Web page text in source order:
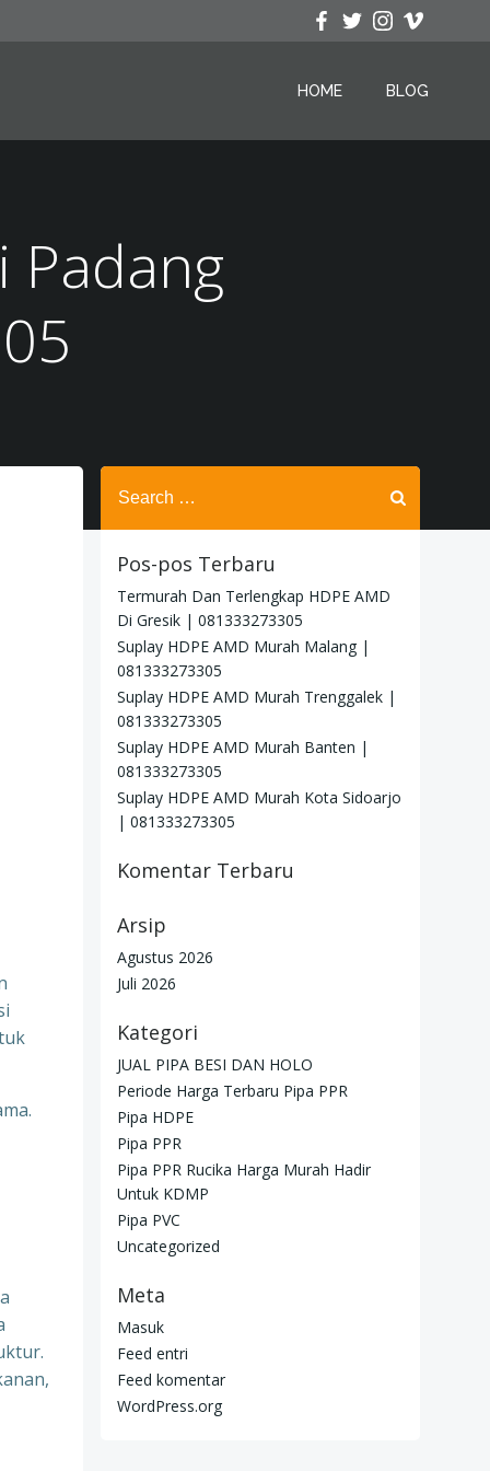
HOME BLOG
Padang
Search
for:
Pos-pos Terbaru
Termurah Dan Terlengkap HDPE AMD
Di Gresik | 081333273305
Suplay HDPE AMD Murah Malang |
081333273305
Suplay HDPE AMD Murah Trenggalek |
081333273305
Suplay HDPE AMD Murah Banten |
081333273305
Suplay HDPE AMD Murah Kota Sidoarjo
| 081333273305
Komentar Terbaru
Arsip
Agustus 2026
Juli 2026
Kategori
JUAL PIPA BESI DAN HOLO
Periode Harga Terbaru Pipa PPR
Pipa HDPE
Pipa PPR
Pipa PPR Rucika Harga Murah Hadir
Untuk KDMP
Pipa PVC
Uncategorized
Meta
Masuk
Feed entri
Feed komentar
WordPress.org